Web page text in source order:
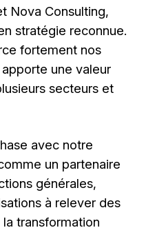
Nova Consulting,
stratégie reconnue.
fortement nos
une valeur
secteurs et
avec notre
un partenaire
générales,
à relever des
transformation